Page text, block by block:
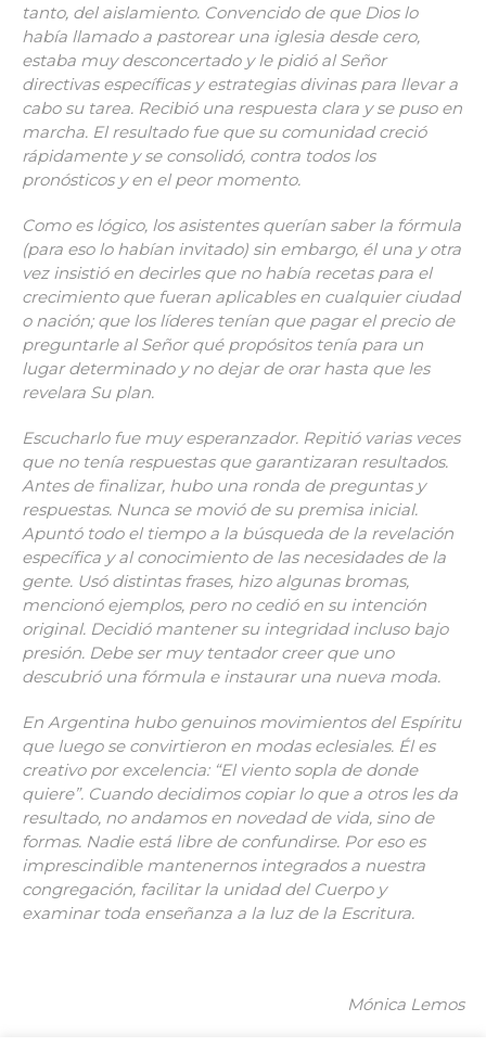
tanto, del aislamiento. Convencido de que Dios lo
había llamado a pastorear una iglesia desde cero,
estaba muy desconcertado y le pidió al Señor
directivas específicas y estrategias divinas para llevar a
cabo su tarea. Recibió una respuesta clara y se puso en
marcha. El resultado fue que su comunidad creció
rápidamente y se consolidó, contra todos los
pronósticos y en el peor momento.
Como es lógico, los asistentes querían saber la fórmula
(para eso lo habían invitado) sin embargo, él una y otra
vez insistió en decirles que no había recetas para el
crecimiento que fueran aplicables en cualquier ciudad
o nación; que los líderes tenían que pagar el precio de
preguntarle al Señor qué propósitos tenía para un
lugar determinado y no dejar de orar hasta que les
revelara Su plan.
Escucharlo fue muy esperanzador. Repitió varias veces
que no tenía respuestas que garantizaran resultados.
Antes de finalizar, hubo una ronda de preguntas y
respuestas. Nunca se movió de su premisa inicial.
Apuntó todo el tiempo a la búsqueda de la revelación
específica y al conocimiento de las necesidades de la
gente. Usó distintas frases, hizo algunas bromas,
mencionó ejemplos, pero no cedió en su intención
original. Decidió mantener su integridad incluso bajo
presión. Debe ser muy tentador creer que uno
descubrió una fórmula e instaurar una nueva moda.
En Argentina hubo genuinos movimientos del Espíritu
que luego se convirtieron en modas eclesiales. Él es
creativo por excelencia: “El viento sopla de donde
quiere”. Cuando decidimos copiar lo que a otros les da
resultado, no andamos en novedad de vida, sino de
formas. Nadie está libre de confundirse. Por eso es
imprescindible mantenernos integrados a nuestra
congregación, facilitar la unidad del Cuerpo y
examinar toda enseñanza a la luz de la Escritura.
Mónica Lemos